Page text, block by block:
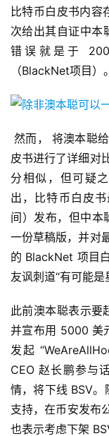
比特币白皮书内
次给出其自证中本
错误就是于
（BlackNet项目）
然而， 将澳本聪
皮书进行了详细对
分相似，但可疑
出，比特币白皮
间）发布，但中
一份草稿版，并对
的 BlackNet 项目
友讽刺道“有可能是
此前澳本聪表示要
并宣布用 5000 美
发起
CEO 赵长鹏参与
情，将下线 BSV
支持，在币安发布
也表示考虑下架